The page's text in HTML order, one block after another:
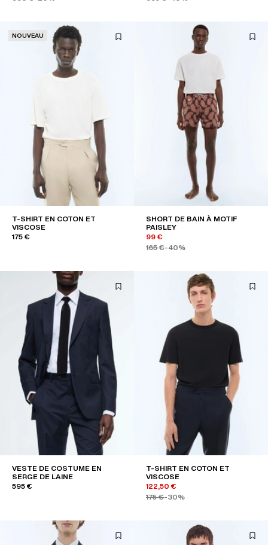
NOUVEAU
T-SHIRT EN COTON ET
VISCOSE
175 €
SHORT DE BAIN À MOTIF
PAISLEY
99 €
165 €-40%
VESTE DE COSTUME EN
SERGE DE LAINE
595 €
T-SHIRT EN COTON ET
VISCOSE
122,50 €
175 €-30%